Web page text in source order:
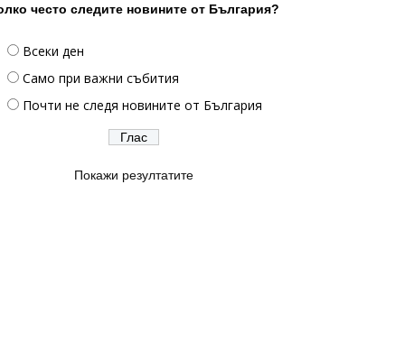
често следите новините от България?
Всеки ден
Само при важни събития
Почти не следя новините от България
Покажи резултатите